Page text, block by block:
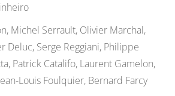
Michel Serrault, Olivier Marchal,
Deluc, Serge Reggiani, Philippe
Patrick Catalifo, Laurent Gamelon,
Louis Foulquier, Bernard Farcy